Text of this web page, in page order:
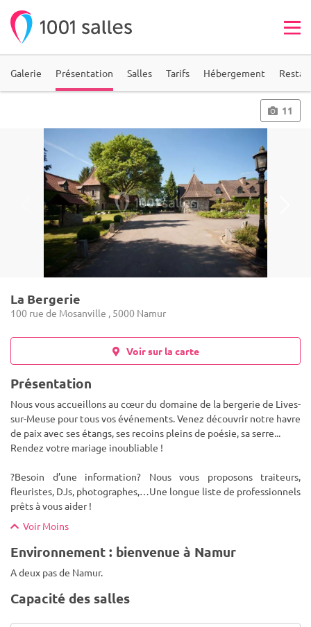
Galerie Présentation Salles Tarifs Hébergement
11
La Bergerie
100 rue de Mosanville , 5000 Namur
Voir sur la carte
Présentation
Nous vous accueillons au cœur du domaine de la bergerie de Lives-
sur-Meuse pour tous vos événements. Venez découvrir notre havre
de paix avec ses étangs, ses recoins pleins de poésie, sa serre...
Rendez votre mariage inoubliable !
?Besoin d’une information? Nous vous proposons traiteurs,
fleuristes, DJs, photographes,…Une longue liste de professionnels
prêts à vous aider !
Voir Moins
Environnement : bienvenue à Namur
A deux pas de Namur.
Capacité des salles